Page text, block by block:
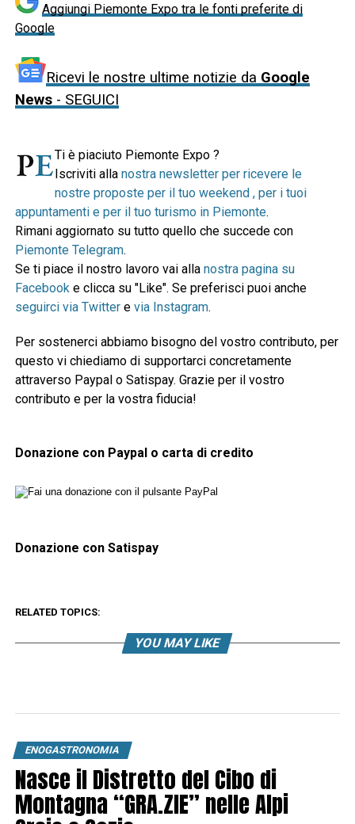
Aggiungi Piemonte Expo tra le fonti preferite di
Google
Ricevi le nostre ultime notizie da Google
News- SEGUICI
Ti è piaciuto Piemonte Expo ?
Iscriviti alla nostra newsletter per ricevere le
nostre proposte per il tuo weekend , per i tuoi
appuntamenti e per il tuo turismo in Piemonte.
Rimani aggiornato su tutto quello che succede con
Piemonte Telegram.
Se ti piace il nostro lavoro vai alla nostra pagina su
Facebook e clicca su "Like". Se preferisci puoi anche
seguirci via Twittere via Instagram.
Per sostenerci abbiamo bisogno del vostro contributo, per
questo vi chiediamo di supportarci concretamente
attraverso Paypal o Satispay. Grazie per il vostro
contributo e per la vostra fiducia!
Donazione con Paypal o carta di credito
Donazione con Satispay
RELATED TOPICS:
YOU MAY LIKE
ENOGASTRONOMIA
Nasce il Distretto del Cibo di
Montagna “GRA.ZIE” nelle Alpi